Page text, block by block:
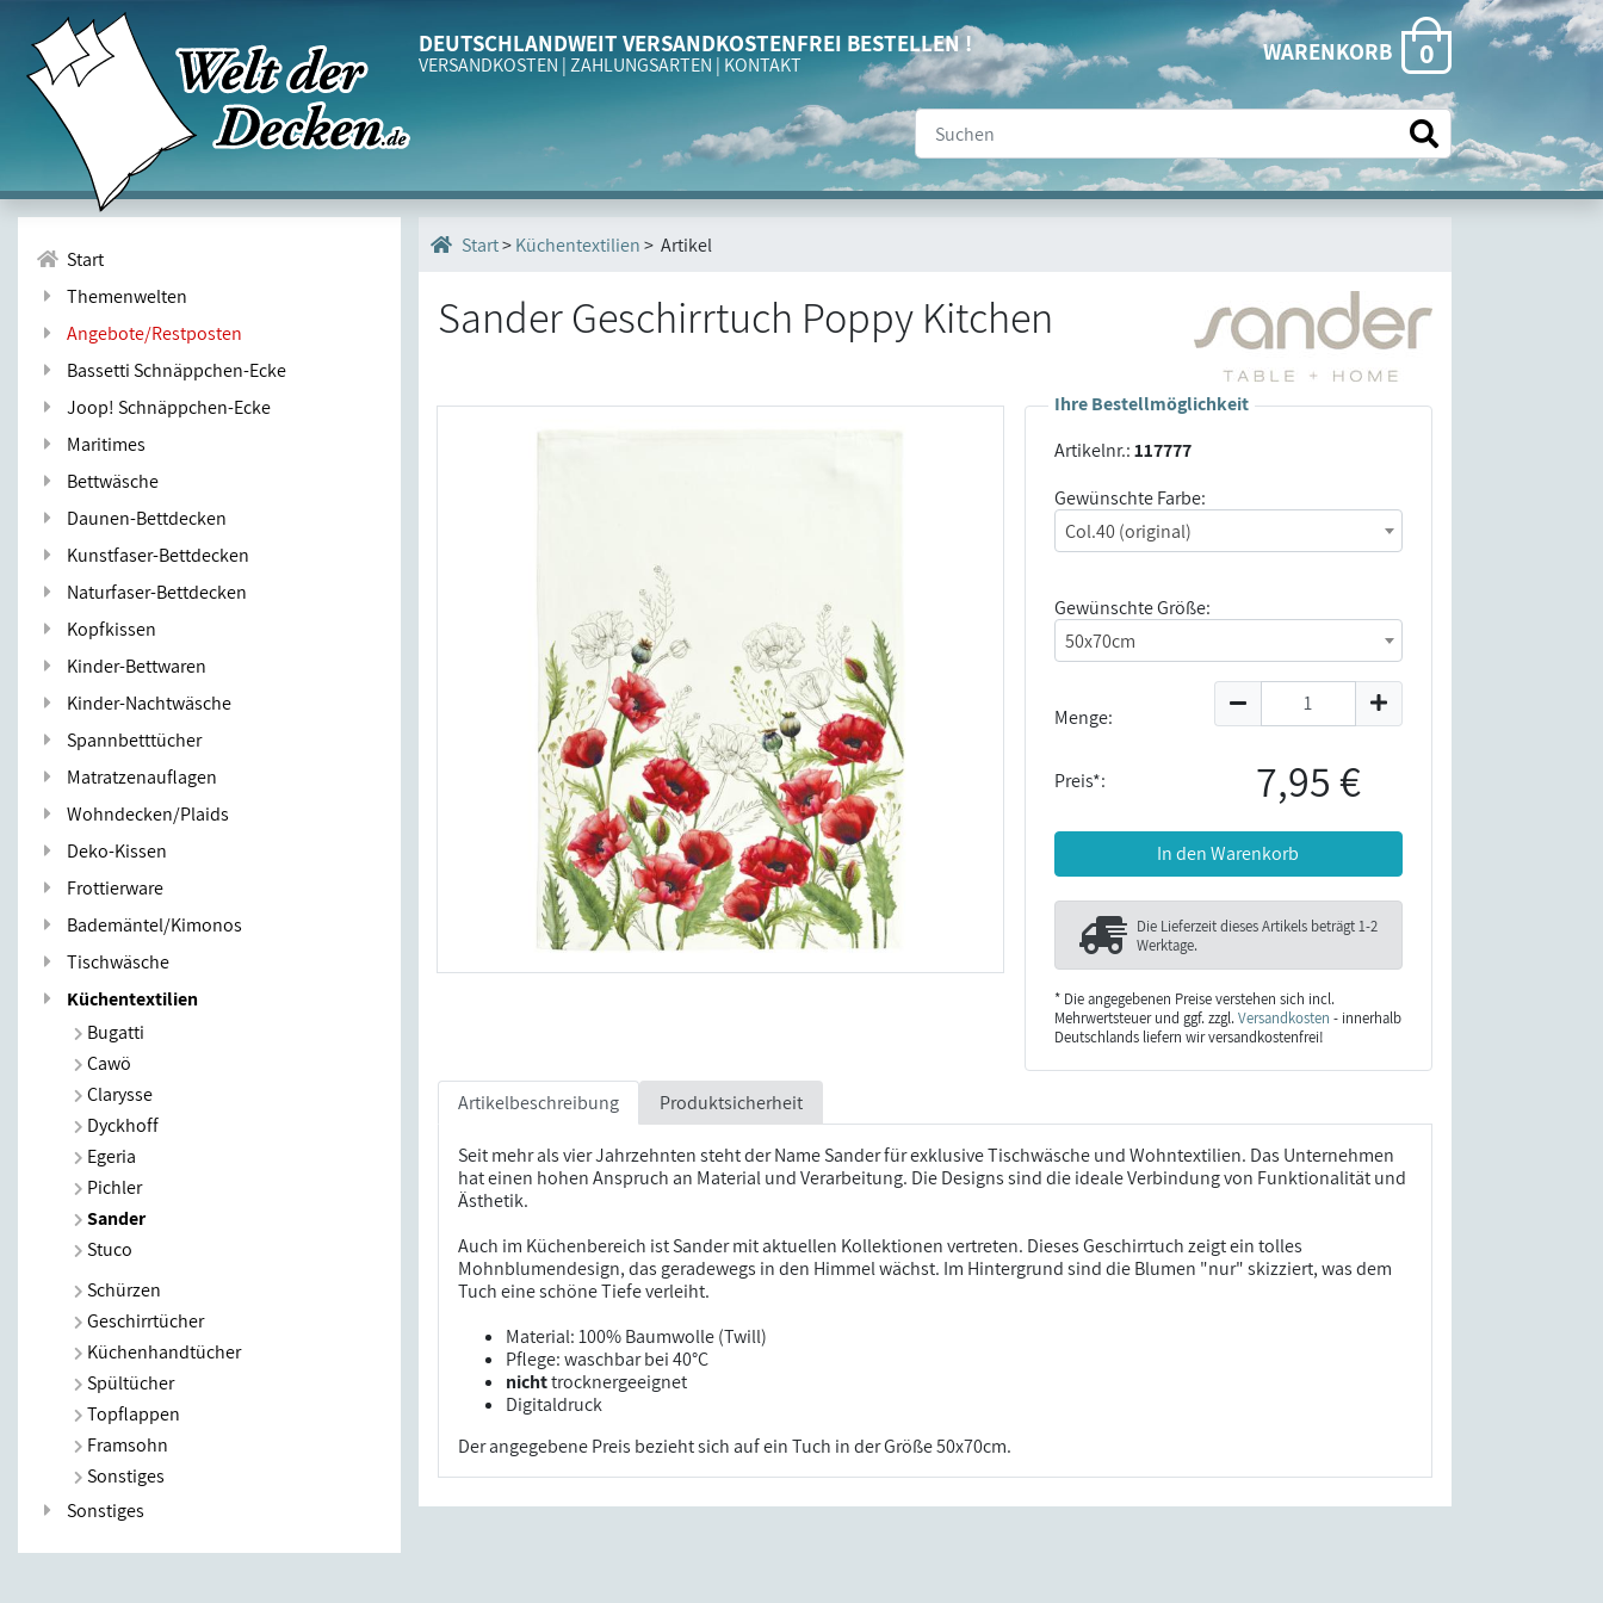
WARENKORB 0
DEUTSCHLANDWEIT VERSANDKOSTENFREI BESTELLEN !
VERSANDKOSTEN |ZAHLUNGSARTEN | KONTAKT
Start
Themenwelten
Angebote/Restposten
Bassetti Schnäppchen-Ecke
Joop! Schnäppchen-Ecke
Maritimes
Bettwäsche
Daunen-Bettdecken
Kunstfaser-Bettdecken
Naturfaser-Bettdecken
Kopfkissen
Kinder-Bettwaren
Kinder-Nachtwäsche
Spannbetttücher
Matratzenauflagen
Wohndecken/Plaids
Deko-Kissen
Frottierware
Bademäntel/Kimonos
Tischwäsche
Küchentextilien
Bugatti
Cawö
Clarysse
Dyckhoff
Egeria
Pichler
Sander
Stuco
Schürzen
Geschirrtücher
Küchenhandtücher
Spültücher
Topflappen
Framsohn
Sonstiges
Sonstiges
Start>Küchentextilien> Artikel
Sander Geschirrtuch Poppy Kitchen
Ihre Bestellmöglichkeit
Artikelnr.:117777
Gewünschte Farbe:
Col.40 (original)
Gewünschte Größe:
50x70cm
Menge:
Preis*: 7,95 €
In den Warenkorb
Die Lieferzeit dieses Artikels beträgt1-2
Werktage.
* Die angegebenen Preise verstehen sich incl.
Mehrwertsteuer und ggf. zzgl.Versandkosten - innerhalb
Deutschlands liefern wir versandkostenfrei!
Artikelbeschreibung Produktsicherheit
Seit mehr als vier Jahrzehnten steht der Name Sander für exklusive Tischwäsche und Wohntextilien. Das Unternehmen
hat einen hohen Anspruch an Material und Verarbeitung. Die Designs sind die ideale Verbindung von Funktionalität und
Ästhetik.
Auch im Küchenbereich ist Sander mit aktuellen Kollektionen vertreten. Dieses Geschirrtuch zeigt ein tolles
Mohnblumendesign, das geradewegs in den Himmel wächst. Im Hintergrund sind die Blumen "nur" skizziert, was dem
Tuch eine schöne Tiefe verleiht.
Material: 100% Baumwolle (Twill)
Pflege: waschbar bei 40°C
nichttrocknergeeignet
Digitaldruck
Der angegebene Preis bezieht sich auf ein Tuch in der Größe 50x70cm.